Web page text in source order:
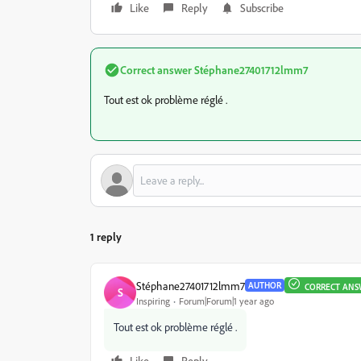
Like Reply Subscribe
Correct answerStéphane27401712lmm7
Tout est ok problème réglé .
1 reply
S Stéphane27401712lmm7 AUTHOR CORRECT
Inspiring Forum|Forum|1 year ago
Tout est ok problème réglé .